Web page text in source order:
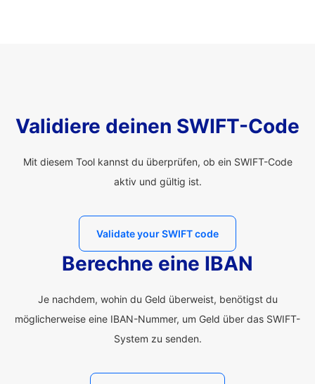
Validiere deinen SWIFT-Code
Mit diesem Tool kannst du überprüfen, ob ein SWIFT-Code
aktiv und gültig ist.
Validate your SWIFT code
Berechne eine IBAN
Je nachdem, wohin du Geld überweist, benötigst du
möglicherweise eine IBAN-Nummer, um Geld über das SWIFT-
System zu senden.